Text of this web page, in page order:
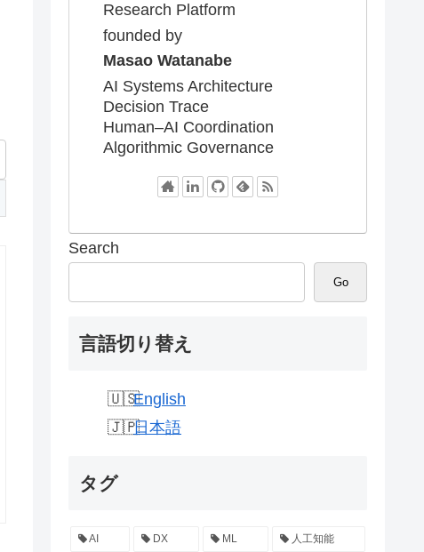
Research Platform
founded by
Masao Watanabe
AI Systems Architecture
Decision Trace
Human–AI Coordination
Algorithmic Governance
Search
Go
言語切り替え
English
日本語
タグ
AI DX ML 人工知能